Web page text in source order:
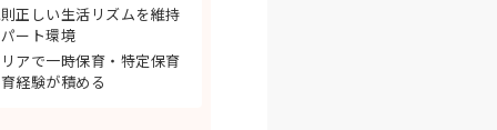
正しい生活リズムを維持
ート環境
アで一時保育・特定保育
経験が積める